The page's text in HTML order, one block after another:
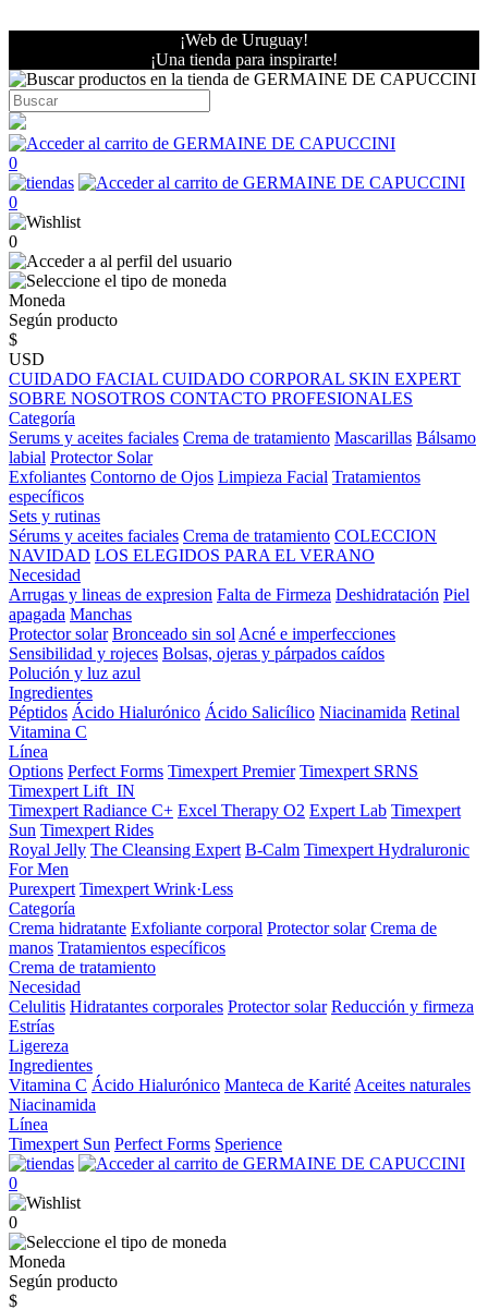
¡Web de Uruguay!
¡Una tienda para inspirarte!
0
0
0
Moneda
Según producto
$
USD
CUIDADO FACIAL CUIDADO CORPORAL SKIN EXPERT
SOBRE NOSOTROS CONTACTO PROFESIONALES
Categoría
Serums y aceites faciales Crema de tratamiento Mascarillas Bálsamo
labial Protector Solar
Exfoliantes Contorno de Ojos Limpieza Facial Tratamientos
específicos
Sets y rutinas
Sérums y aceites faciales Crema de tratamiento COLECCION
NAVIDAD LOS ELEGIDOS PARA EL VERANO
Necesidad
Arrugas y lineas de expresion Falta de Firmeza Deshidratación Piel
apagada Manchas
Protector solar Bronceado sin sol Acné e imperfecciones
Sensibilidad y rojeces Bolsas, ojeras y párpados caídos
Polución y luz azul
Ingredientes
Péptidos Ácido Hialurónico Ácido Salicílico Niacinamida Retinal
Vitamina C
Línea
Options Perfect Forms Timexpert Premier Timexpert SRNS
Timexpert Lift_IN
Timexpert Radiance C+ Excel Therapy O2 Expert Lab Timexpert
Sun Timexpert Rides
Royal Jelly The Cleansing Expert B-Calm Timexpert Hydraluronic
For Men
Purexpert Timexpert Wrink·Less
Categoría
Crema hidratante Exfoliante corporal Protector solar Crema de
manos Tratamientos específicos
Crema de tratamiento
Necesidad
Celulitis Hidratantes corporales Protector solar Reducción y firmeza
Estrías
Ligereza
Ingredientes
Vitamina C Ácido Hialurónico Manteca de Karité Aceites naturales
Niacinamida
Línea
Timexpert Sun Perfect Forms Sperience
0
0
Moneda
Según producto
$